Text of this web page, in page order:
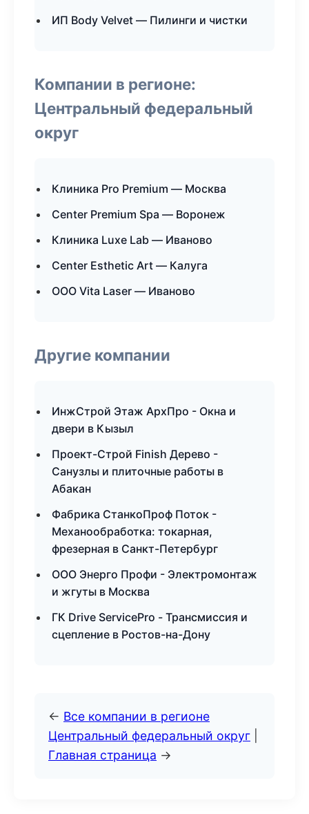
ИП Body Velvet — Пилинги и чистки
Компании в регионе:
Центральный федеральный
округ
Клиника Pro Premium — Москва
Center Premium Spa — Воронеж
Клиника Luxe Lab — Иваново
Center Esthetic Art — Калуга
ООО Vita Laser — Иваново
Другие компании
ИнжСтрой Этаж АрхПро - Окна и
двери в Кызыл
Проект-Строй Finish Дерево -
Санузлы и плиточные работы в
Абакан
Фабрика СтанкоПроф Поток -
Механообработка: токарная,
фрезерная в Санкт-Петербург
ООО Энерго Профи - Электромонтаж
и жгуты в Москва
ГК Drive ServicePro - Трансмиссия и
сцепление в Ростов-на-Дону
← Все компании в регионе
Центральный федеральный округ
Главная страница →